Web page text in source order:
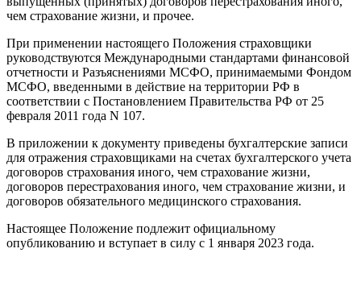
чем страхование жизни, и прочее.
При применении настоящего Положения страховщики
руководствуются Международными стандартами финансовой
отчетности и Разъяснениями МСФО, принимаемыми Фондом
МСФО, введенными в действие на территории РФ в
соответствии с Постановлением Правительства РФ от 25
февраля 2011 года N 107.
В приложении к документу приведены бухгалтерские записи
для отражения страховщиками на счетах бухгалтерского учета
договоров страхования иного, чем страхование жизни,
договоров перестрахования иного, чем страхование жизни, и
договоров обязательного медицинского страхования.
Настоящее Положение подлежит официальному
опубликованию и вступает в силу с 1 января 2023 года.